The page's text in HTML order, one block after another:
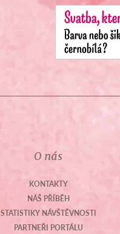
O nás
KONTAKTY
NÁŠ PŘÍBĚH
STATISTIKY NÁVŠTĚVNOSTI
PARTNEŘI PORTÁLU